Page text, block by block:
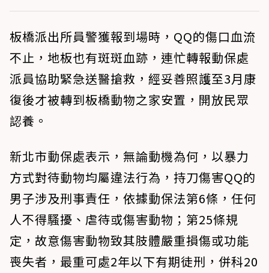
板橋派出所員警獲報到場時，QQ的傷口血流
不止，地板也有斑斑血跡，連忙轉報動保處
派員協助緊急送醫搶救，經妥善照護至3月康
復後才被轉到板橋動物之家安置，開放民眾
認養。
新北市動保處表示，無論動機為何，以暴力
方式對待動物均屬違法行為，持刀傷害QQ的
男子涉及刑事責任，依據動保法第6條，任何
人不得騷擾、虐待或傷害動物；第25條規
定，故意傷害動物致其肢體嚴重損傷或功能
喪失者，最重可處2年以下有期徒刑，併科20